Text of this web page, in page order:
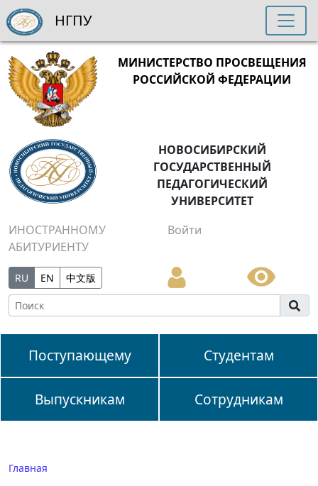
МИНИСТЕРСТВО ПРОСВЕЩЕНИЯ
РОССИЙСКОЙ ФЕДЕРАЦИИ
НОВОСИБИРСКИЙ
ГОСУДАРСТВЕННЫЙ
ПЕДАГОГИЧЕСКИЙ
УНИВЕРСИТЕТ
ИНОСТРАННОМУ
АБИТУРИЕНТУ
Войти
RU EN 中文版
Поступающему Студентам
Выпускникам Сотрудникам
НГПУ
Главная